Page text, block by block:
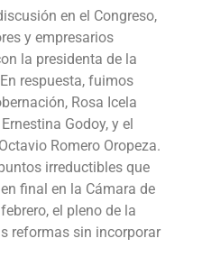
en el Congreso,
y empresarios
la presidenta de la
respuesta, fuimos
Rosa Icela
Godoy, y el
Romero Oropeza.
irreductibles que
final en la Cámara de
el pleno de la
reformas sin incorporar